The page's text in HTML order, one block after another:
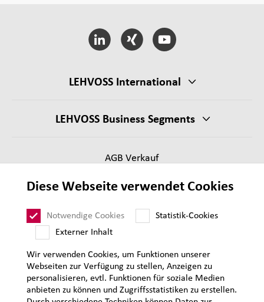
LEHVOSS International
LEHVOSS Business Segments
AGB Verkauf
Impressum
Datenschutz
Diese Webseite verwendet Cookies
Notwendige Cookies
Statistik-Cookies
Externer Inhalt
Wir verwenden Cookies, um Funktionen unserer
Webseiten zur Verfügung zu stellen, Anzeigen zu
personalisieren, evtl. Funktionen für soziale Medien
anbieten zu können und Zugriffsstatistiken zu erstellen.